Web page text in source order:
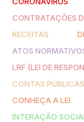
CONTRATAÇÕES
RECEITAS
ATOS
LRF (LEI DE
CONTAS PÚBLICAS
CONHEÇA A LEI
INTERAÇÃO